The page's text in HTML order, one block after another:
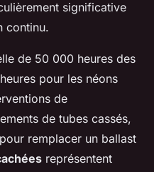
significative
continu.
de 50 000 heures des
pour les néons
de
de tubes cassés,
remplacer un ballast
représentent